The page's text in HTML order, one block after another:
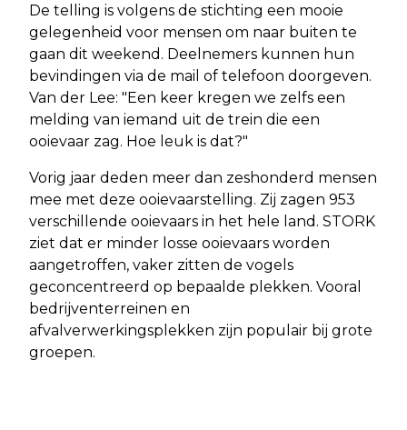
De telling is volgens de stichting een mooie
gelegenheid voor mensen om naar buiten te
gaan dit weekend. Deelnemers kunnen hun
bevindingen via de mail of telefoon doorgeven.
Van der Lee: "Een keer kregen we zelfs een
melding van iemand uit de trein die een
ooievaar zag. Hoe leuk is dat?"
Vorig jaar deden meer dan zeshonderd mensen
mee met deze ooievaarstelling. Zij zagen 953
verschillende ooievaars in het hele land. STORK
ziet dat er minder losse ooievaars worden
aangetroffen, vaker zitten de vogels
geconcentreerd op bepaalde plekken. Vooral
bedrijventerreinen en
afvalverwerkingsplekken zijn populair bij grote
groepen.